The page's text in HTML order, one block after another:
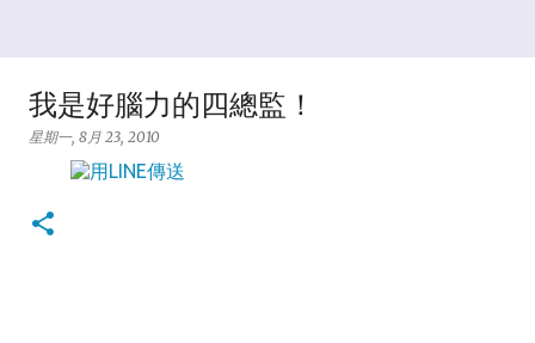
我是好腦力的四總監！
星期一, 8月 23, 2010